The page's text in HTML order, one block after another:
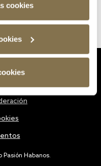
cookies
Pasión Habanos.